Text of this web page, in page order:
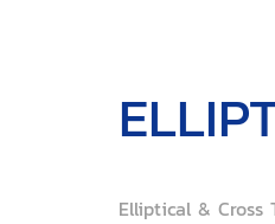
Elliptical & Cross